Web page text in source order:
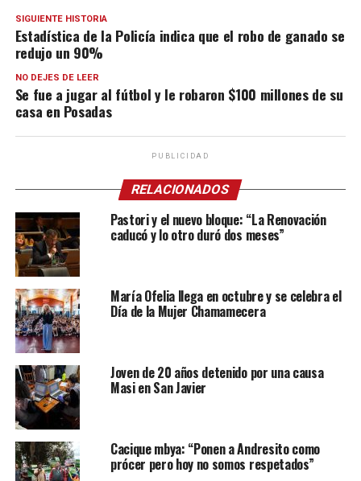
SIGUIENTE HISTORIA
Estadística de la Policía indica que el robo de ganado se
redujo un 90%
NO DEJES DE LEER
Se fue a jugar al fútbol y le robaron $100 millones de su
casa en Posadas
PUBLICIDAD
RELACIONADOS
Pastori y el nuevo bloque: “La Renovación
caducó y lo otro duró dos meses”
María Ofelia llega en octubre y se celebra el
Día de la Mujer Chamamecera
Joven de 20 años detenido por una causa
Masi en San Javier
Cacique mbya: “Ponen a Andresito como
prócer pero hoy no somos respetados”